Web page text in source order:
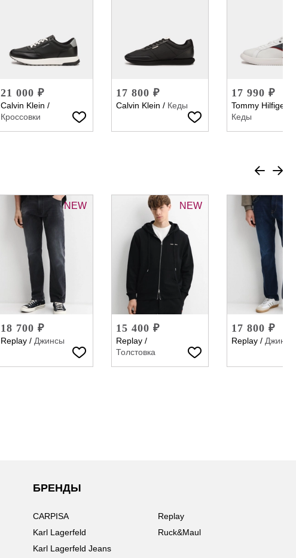
21 000 ₽
Calvin Klein /
Кроссовки
17 800 ₽
Calvin Klein / Кеды
17 990 ₽
Tommy Hilfiger
Кеды
NEW
18 700 ₽
Replay / Джинсы
NEW
15 400 ₽
Replay /
Толстовка
17 800 ₽
Replay / Джинсы
БРЕНДЫ
CARPISA
Karl Lagerfeld
Karl Lagerfeld Jeans
Replay
Ruck&Maul